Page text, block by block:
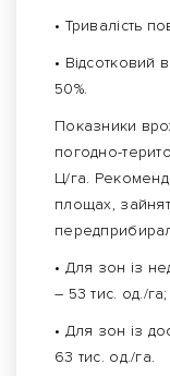
• Тривалість
• Відсотковий
50%.
Показники
погодно-
Ц/га.
площах,
• Для зон із
– 53 тис. од./га;
• Для зон із
63 тис. од./га.